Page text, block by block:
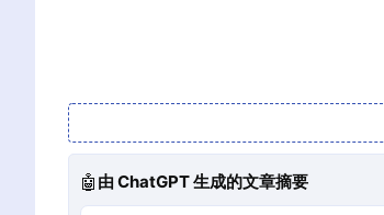
🤖 由 ChatGPT 生成的文章摘要